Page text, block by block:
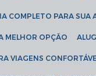
COMPLETO PARA SUA
MELHOR OPÇÃO
VIAGENS